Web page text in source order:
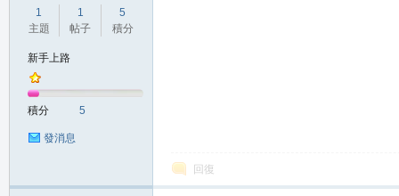
1
主題
1
帖子
5
積分
新手上路
積分 5
發消息
回復